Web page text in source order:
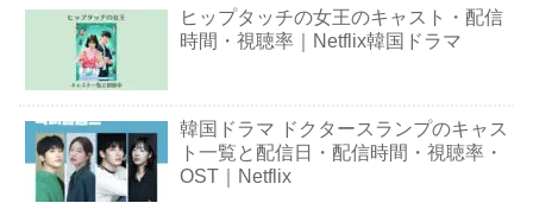
ヒップタッチの女王のキャスト・配信
時間・視聴率｜Netflix韓国ドラマ
韓国ドラマ ドクタースランプのキャス
ト一覧と配信日・配信時間・視聴率・
OST｜Netflix